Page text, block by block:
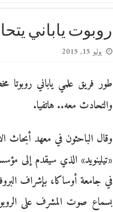
روبوت ياباني
يوليو 15, 2015
طور فريق علمي ياباني روبوتا
والتحادث معه.. هاتفيا.
وقال الباحثون في معهد أبحاث
«تيلينويد» الذي سيقدم إلى
في جامعة أوساكا، بإشراف
بسماع صوت المشرف على